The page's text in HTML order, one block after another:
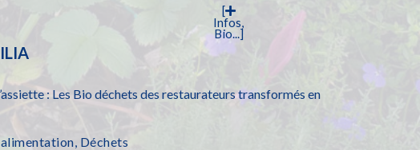
[
Infos,
Bio...]
: Les Bio déchets des restaurateurs transformés en
, Déchets